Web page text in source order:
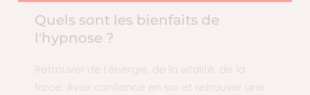
Quels sont les bienfaits de
l'hypnose ?
Retrouver de l’énergie, de la vitalité, de la
force. Avoir confiance en soi et retrouver une